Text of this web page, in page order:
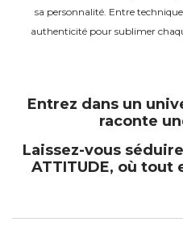
sa personnalité. Entre
authenticité pour sublimer
Entrez dans un
raconte
Laissez-vous
ATTITUDE, où